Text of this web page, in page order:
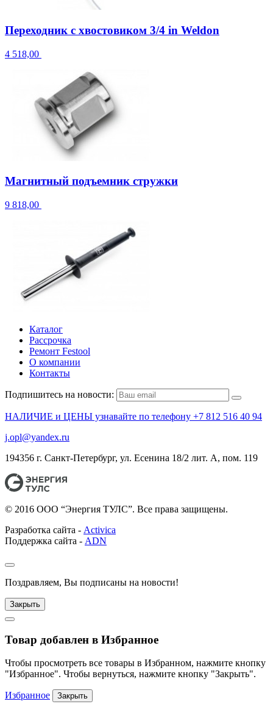
Переходник с хвостовиком 3/4 in Weldon
4 518,00
Магнитный подъемник стружки
9 818,00
Каталог
Рассрочка
Ремонт Festool
О компании
Контакты
Подпишитесь на новости:
НАЛИЧИЕ и ЦЕНЫ узнавайте по телефону +7 812 516 40 94
j.opl@yandex.ru
194356 г. Санкт-Петербург, ул. Есенина 18/2 лит. А, пом. 119
© 2016 ООО “Энергия ТУЛС”. Все права защищены.
Разработка сайта - Activica
Поддержка сайта - ADN
Поздравляем, Вы подписаны на новости!
Закрыть
Товар добавлен в Избранное
Чтобы просмотреть все товары в Избранном, нажмите кнопку
"Избранное". Чтобы вернуться, нажмите кнопку "Закрыть".
Избранное Закрыть